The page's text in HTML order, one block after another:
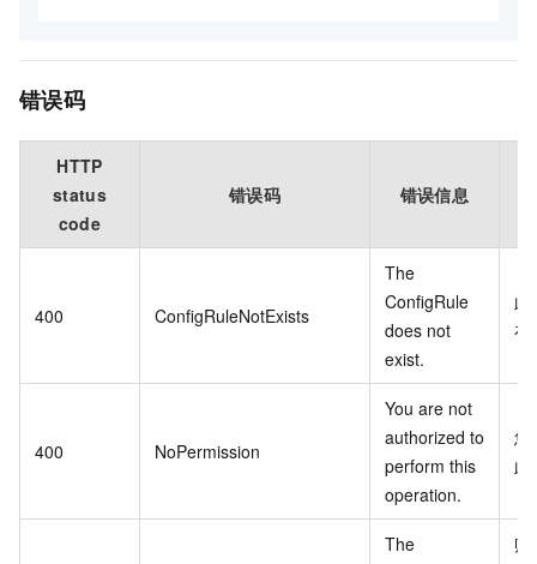
错误码
HTTP
status
code
错误码 错误信息
400 ConfigRuleNotExists
The
ConfigRule
does not
exist.
此
在
400 NoPermission
You are not
authorized to
perform this
operation.
您
此
The
账